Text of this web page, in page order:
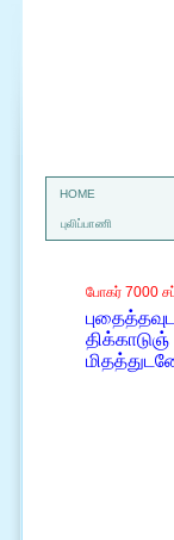
HOME
புலிப்பாணி
போகர் 7000